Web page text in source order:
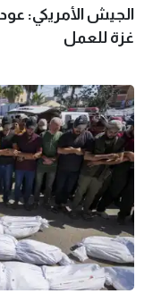
الجيش الأمريكي:
غزة للعمل